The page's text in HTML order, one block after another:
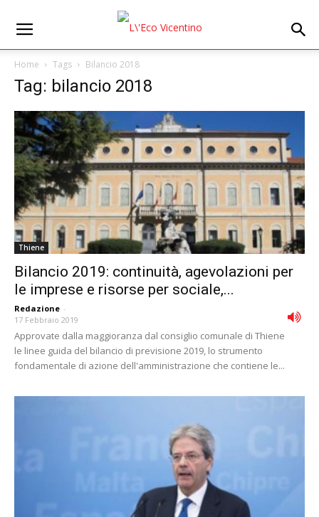
Home Tags Bilancio 2018
Tag: bilancio 2018
Thiene
Bilancio 2019: continuità, agevolazioni per
le imprese e risorse per sociale,...
Redazione -
17 Febbraio 2019
Approvate dalla maggioranza dal consiglio comunale di Thiene
le linee guida del bilancio di previsione 2019, lo strumento
fondamentale di azione dell'amministrazione che contiene le...